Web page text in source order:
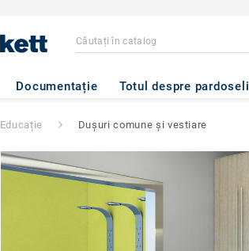
Documentație Totul despre pardoseli
Educație Dușuri comune și vestiare